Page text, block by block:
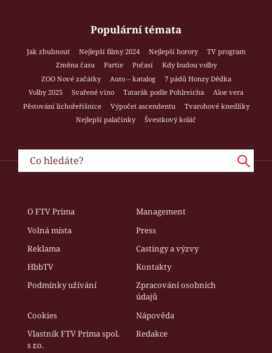
Populární témata
Jak zhubnout Nejlepší filmy 2024 Nejlepší horory
TV program
Změna času
Partie Počasí
Kdy budou volby
ZOO Nové začátky
Auto – katalog
7 pádů Honzy Dědka
Volby 2025
Svařené víno Tatarák podle Pohlreicha
Aloe vera
Pěstování lichořeřišnice
Výpočet ascendentu
Tvarohové knedlíky
Nejlepší palačinky
Švestkový koláč
O FTV Prima
Management
Volná místa
Press
Reklama
Castingy a výzvy
HbbTV
Kontakty
Podmínky užívání
Zpracování osobních
údajů
Cookies
Nápověda
Vlastník FTV Prima spol.
s r.o.
Redakce